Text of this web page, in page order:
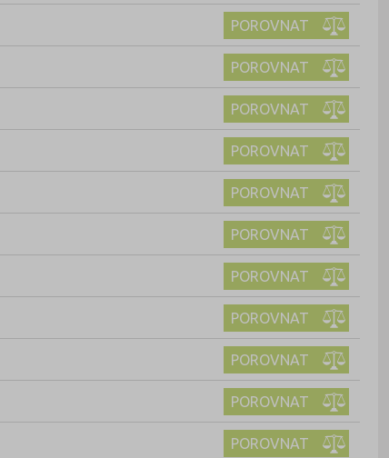
POROVNAT
POROVNAT
POROVNAT
POROVNAT
POROVNAT
POROVNAT
POROVNAT
POROVNAT
POROVNAT
POROVNAT
POROVNAT